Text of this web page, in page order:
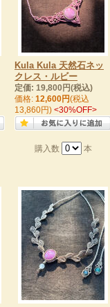
Kula Kula 天然石ネッ
クレス・ルビー
定価: 19,800円(税込)
価格: 12,600円(税込
13,860円) <30%OFF>
購入数 本